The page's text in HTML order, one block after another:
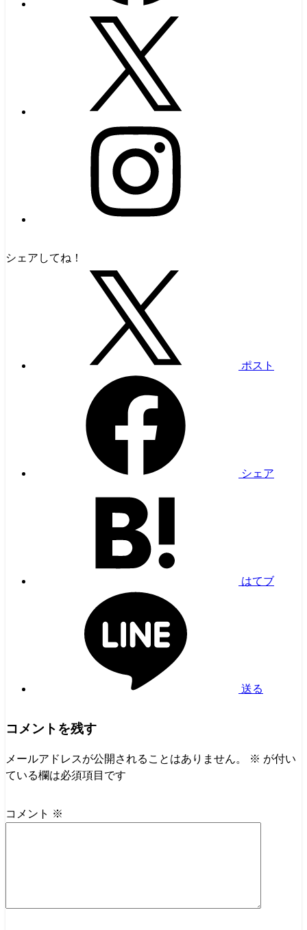
シェアしてね！
ポスト
シェア
はてブ
送る
コメントを残す
メールアドレスが公開されることはありません。 ※ が付い
ている欄は必須項目です
コメント ※